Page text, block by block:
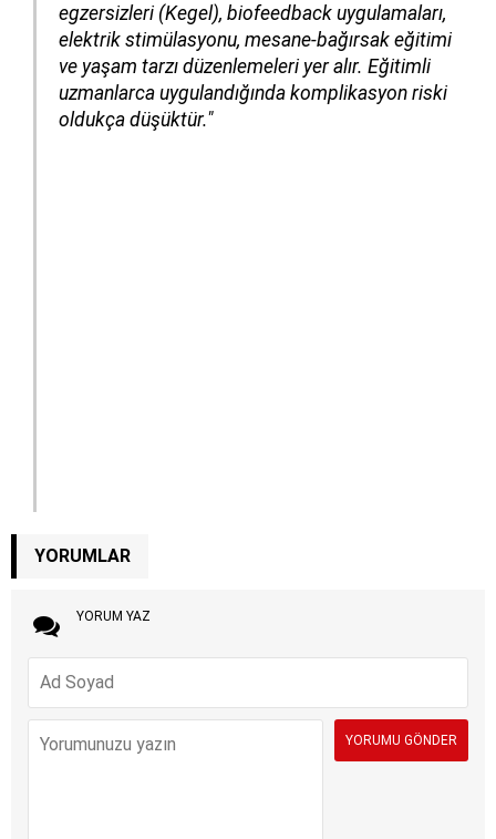
egzersizleri (Kegel), biofeedback uygulamaları,
elektrik stimülasyonu, mesane-bağırsak eğitimi
ve yaşam tarzı düzenlemeleri yer alır. Eğitimli
uzmanlarca uygulandığında komplikasyon riski
oldukça düşüktür."
YORUMLAR
YORUM YAZ